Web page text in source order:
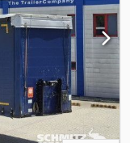
m - 3,0 m,
az összes elérhető
Egyedi
és
is szívesen